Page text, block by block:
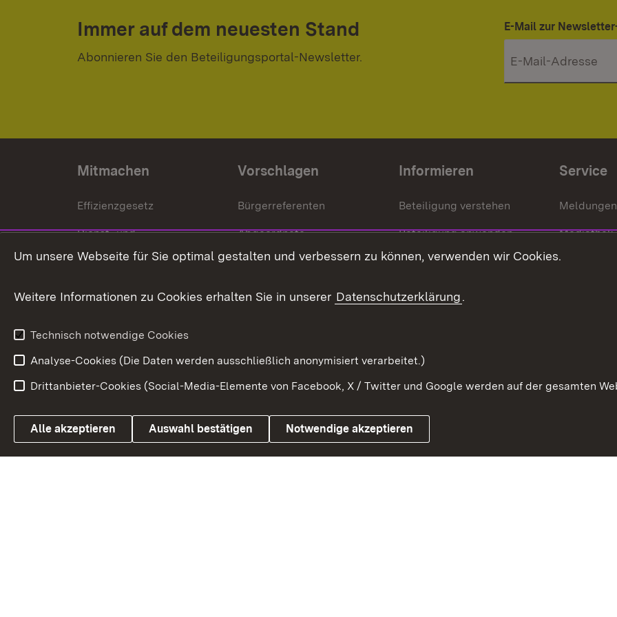
Immer auf dem neuesten Stand
Abonnieren Sie den Beteiligungsportal-Newsletter.
E-Mail zur
Mitmachen
Effizienzgesetz
Dienst- und
Versorgungsbezüge
Weitere
Vorschlagen
Bürgerreferenten
Abgeordnete
Bürgerbeauftragte
Informieren
Beteiligung verstehen
Beteiligung anwenden
Beteiligung stärken
Service
Meldungen
Mediathek
Link zum Landesportal
Impressum Kontakt
Um unsere Webseite für Sie optimal gestalten und verbessern zu können, verwenden wir Cookies.
Weitere Informationen zu Cookies erhalten Sie in unserer Datenschutzerklärung.
Technisch notwendige Cookies
Analyse-Cookies (Die Daten werden ausschließlich anonymisiert verarbeitet.)
Drittanbieter-Cookies (Social-Media-Elemente von Facebook, X / Twitter und Google werden auf der gesamten
Alle akzeptieren Auswahl bestätigen Notwendige akzeptieren